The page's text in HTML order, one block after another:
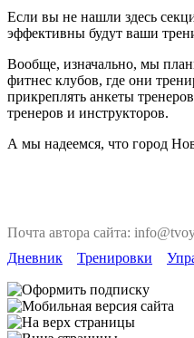
Если вы не нашли здесь
эффективны будут ваши
Вообще, изначально, мы
фитнес клубов, где они
прикреплять анкеты
тренеров и инструкторов.
А мы надеемся, что город
Почта автора сайта:
Дневник
Тренировки